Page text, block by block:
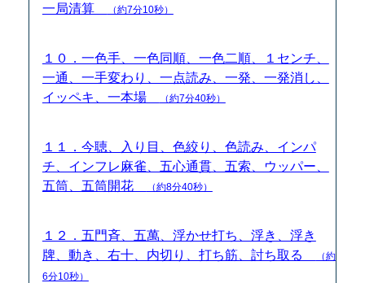
一局清算
（約7分10秒）
１０．一色手、一色同順、一色二順、１センチ、
一通、一手変わり、一点読み、一発、一発消し、
イッペキ、一本場
（約7分40秒）
１１．今聴、入り目、色絞り、色読み、インパ
チ、インフレ麻雀、五心通貫、五索、ウッパー、
五筒、五筒開花
（約8分40秒）
１２．五門斉、五萬、浮かせ打ち、浮き、浮き
牌、動き、右十、内切り、打ち筋、討ち取る
（約
6分10秒）